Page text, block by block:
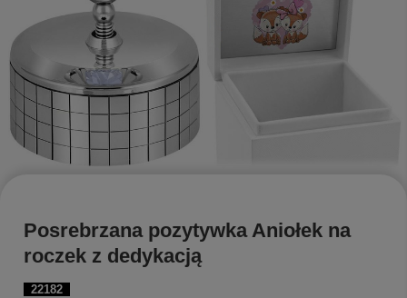
22182
Posrebrzana pozytywka Aniołek na
roczek z dedykacją